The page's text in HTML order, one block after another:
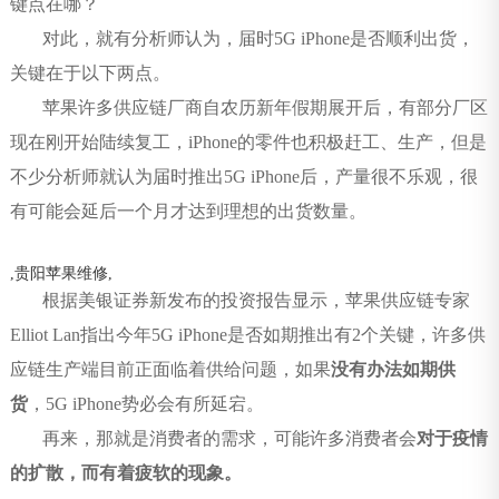
键点在哪？
对此，就有分析师认为，届时5G iPhone是否顺利出货，
关键在于以下两点。
苹果许多供应链厂商自农历新年假期展开后，有部分厂区
现在刚开始陆续复工，iPhone的零件也积极赶工、生产，但是
不少分析师就认为届时推出5G iPhone后，产量很不乐观，很
有可能会延后一个月才达到理想的出货数量。
贵阳苹果维修,
根据美银证券新发布的投资报告显示，苹果供应链专家
Elliot Lan指出今年5G iPhone是否如期推出有2个关键，许多供
应链生产端目前正面临着供给问题，如果没有办法如期供
货，5G iPhone势必会有所延宕。
再来，那就是消费者的需求，可能许多消费者会对于疫情
的扩散，而有着疲软的现象。